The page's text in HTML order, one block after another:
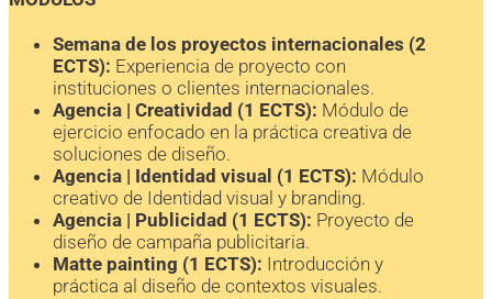
Semana de los proyectos internacionales (2
ECTS): Experiencia de proyecto con
instituciones o clientes internacionales.
Agencia | Creatividad (1 ECTS): Módulo de
ejercicio enfocado en la práctica creativa de
soluciones de diseño.
Agencia | Identidad visual (1 ECTS): Módulo
creativo de Identidad visual y branding.
Agencia | Publicidad (1 ECTS): Proyecto de
diseño de campaña publicitaria.
Matte painting (1 ECTS): Introducción y
práctica al diseño de contextos visuales.